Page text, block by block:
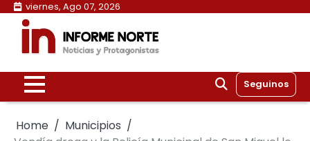
Skip
content
viernes, Ago 07, 2026
Seguinos
Home
Municipios